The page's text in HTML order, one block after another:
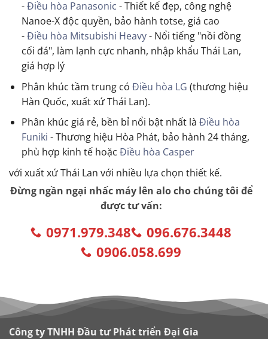
-Điều hòa Panasonic - Thiết kế đẹp, công nghệ
Nanoe-X độc quyền, bảo hành totse, giá cao
-Điều hòa Mitsubishi Heavy- Nổi tiếng "nồi đồng
cối đá", làm lạnh cực nhanh, nhập khẩu Thái Lan,
giá hợp lý
Phân khúc tầm trung có Điều hòa LG (thương hiệu
Hàn Quốc, xuất xứ Thái Lan).
Phân khúc giá rẻ, bền bỉ nổi bật nhất là Điều hòa
Funiki - Thương hiệu Hòa Phát, bảo hành 24 tháng,
phù hợp kinh tế hoặc Điều hòa Casper
với xuất xứ Thái Lan với nhiều lựa chọn thiết kế.
Đừng ngần ngại nhấc máy lên alo cho chúng tôi để
được tư vấn:
0971.979.348
096.676.3448
0906.058.699
Công ty TNHH Đầu tư Phát triển Đại Gia